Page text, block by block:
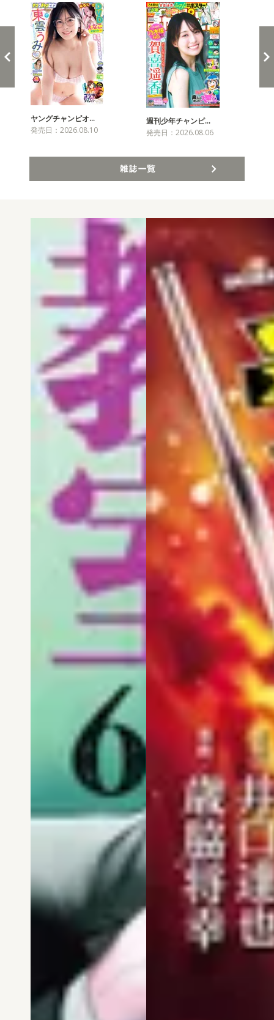
ヤングチャンピオ…
発売日：2026.08.10
週刊少年チャンピ…
発売日：2026.08.06